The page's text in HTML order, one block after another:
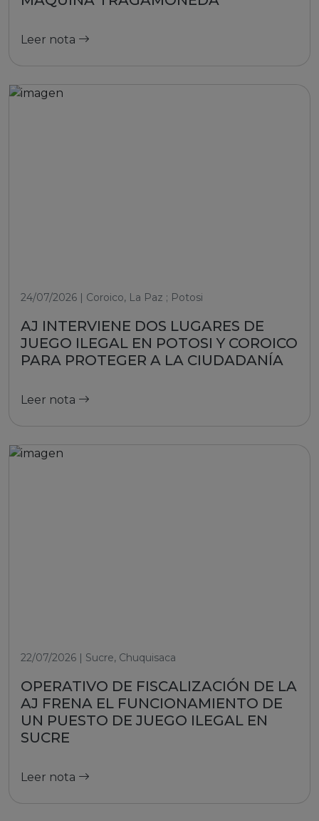
Leer nota
24/07/2026 | Coroico, La Paz ; Potosi
AJ INTERVIENE DOS LUGARES DE
JUEGO ILEGAL EN POTOSI Y COROICO
PARA PROTEGER A LA CIUDADANÍA
Leer nota
22/07/2026 | Sucre, Chuquisaca
OPERATIVO DE FISCALIZACIÓN DE LA
AJ FRENA EL FUNCIONAMIENTO DE
UN PUESTO DE JUEGO ILEGAL EN
SUCRE
Leer nota